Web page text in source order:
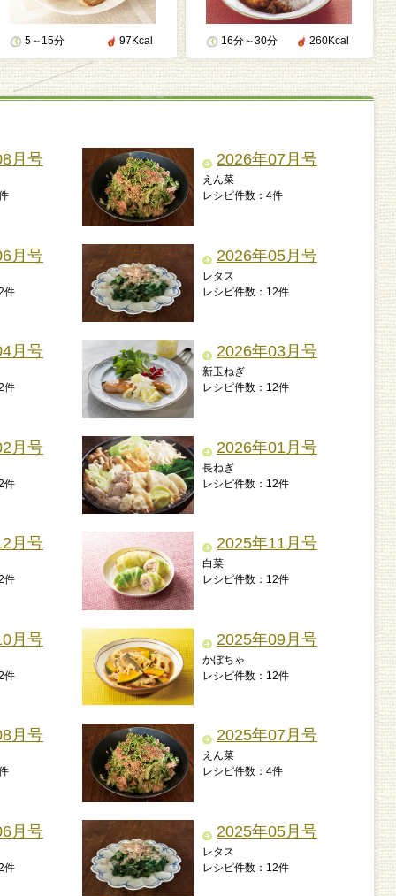
5～15分 97Kcal 16分～30分 260Kcal
月号 2026年07月号
えん菜
レシピ件数：4件
月号
件
2026年05月号
レタス
レシピ件数：12件
月号
件
2026年03月号
新玉ねぎ
レシピ件数：12件
月号
件
2026年01月号
長ねぎ
レシピ件数：12件
月号
件
2025年11月号
白菜
レシピ件数：12件
月号
件
2025年09月号
かぼちゃ
レシピ件数：12件
月号 2025年07月号
えん菜
レシピ件数：4件
月号
件
2025年05月号
レタス
レシピ件数：12件